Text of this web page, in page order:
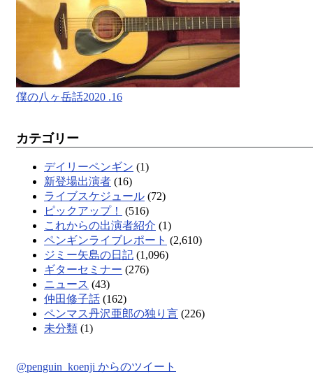
僕の八ヶ岳話2020 .16
カテゴリー
デイリーペンギン (1)
新登場出演者 (16)
ライブスケジュール (72)
ピックアップ！
(516)
これからの出演者紹介 (1)
ペンギンライブレポート (2,610)
ジミー矢島の日記 (1,096)
ギターセミナー (276)
ニュース (43)
仲田修子話 (162)
ペンマス丹沢亜郎の独り言 (226)
未分類 (1)
@penguin_koenji からのツイート